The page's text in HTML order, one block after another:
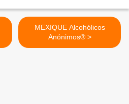
MEXIQUE Alcohólicos
Anónimos® >